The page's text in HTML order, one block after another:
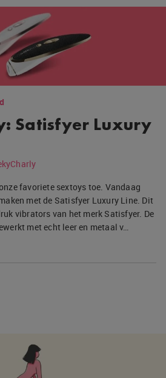
Satisfyer Luxury
favoriete sextoys toe. Vandaag
met de Satisfyer Luxury Line. Dit
vibrators van het merk Satisfyer. De
met echt leer en metaal v…